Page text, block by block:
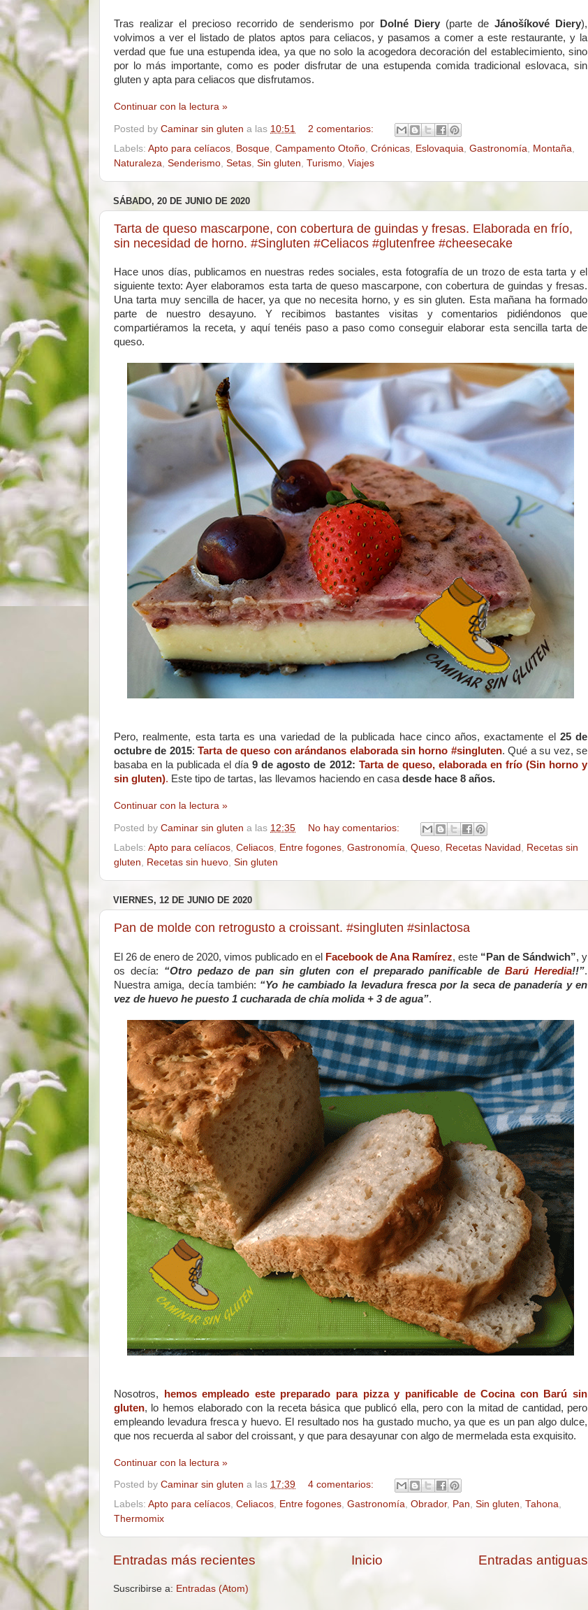
Tras realizar el precioso recorrido de senderismo por Dolné Diery(parte de Jánošíkové Diery),
volvimos a ver el listado de platos aptos para celiacos, y pasamos a comer a este restaurante, y la
verdad que fue una estupenda idea, ya que no solo la acogedora decoración del establecimiento, sino
por lo más importante, como es poder disfrutar de una estupenda comida tradicional eslovaca, sin
gluten y apta para celiacos que disfrutamos.
Continuar con la lectura »
Posted by Caminar sin gluten a las 10:51
2 comentarios:
Labels: Apto para celíacos Bosque Campamento Otoño Crónicas Eslovaquia Gastronomía Montaña
Naturaleza Senderismo Setas Sin gluten Turismo Viajes
SÁBADO, 20 DE JUNIO DE 2020
Tarta de queso mascarpone, con cobertura de guindas y fresas. Elaborada en frío,
sin necesidad de horno. #Singluten #Celiacos #glutenfree #cheesecake
Hace unos días, publicamos en nuestras redes sociales, esta fotografía de un trozo de esta tarta y el
siguiente texto: Ayer elaboramos esta tarta de queso mascarpone, con cobertura de guindas y fresas.
Una tarta muy sencilla de hacer, ya que no necesita horno, y es sin gluten. Esta mañana ha formado
parte de nuestro desayuno. Y recibimos bastantes visitas y comentarios pidiéndonos que
compartiéramos la receta, y aquí tenéis paso a paso como conseguir elaborar esta sencilla tarta de
queso.
Pero, realmente, esta tarta es una variedad de la publicada hace cinco años, exactamente el 25 de
octubre de 2015:Tarta de queso con arándanos elaborada sin horno #singluten. Qué a su vez, se
basaba en la publicada el día9 de agosto de 2012: Tarta de queso, elaborada en frío (Sin horno y
sin gluten). Este tipo de tartas, las llevamos haciendo en casadesde hace 8 años.
Continuar con la lectura »
Posted by Caminar sin gluten a las 12:35
No hay comentarios:
Labels: Apto para celíacos Celiacos Entre fogones Gastronomía Queso Recetas Navidad
Recetas sin
gluten
Recetas sin huevo Sin gluten
VIERNES, 12 DE JUNIO DE 2020
Pan de molde con retrogusto a croissant. #singluten #sinlactosa
El 26 de enero de 2020, vimos publicado en el Facebook de Ana Ramírez, este “Pan de Sándwich”, y
os decía: “Otro pedazo de pan sin gluten con el preparado panificable deBarú Heredia!!”.
Nuestra amiga, decía también: “Yo he cambiado la levadura fresca por la seca de panadería y en
vez de huevo he puesto 1 cucharada de chía molida + 3 de agua”.
Nosotros, hemos empleado este preparado para pizza y panificable de Cocina con Barú sin
gluten, lo hemos elaborado con la receta básica que publicó ella, pero con la mitad de cantidad, pero
empleando levadura fresca y huevo. El resultado nos ha gustado mucho, ya que es un pan algo dulce,
que nos recuerda al sabor del croissant, y que para desayunar con algo de mermelada esta exquisito.
Continuar con la lectura »
Posted by Caminar sin gluten a las 17:39
4 comentarios:
Labels: Apto para celíacos, Celiacos, Entre fogones, Gastronomía, Obrador, Pan, Sin gluten, Tahona,
Thermomix
Entradas más recientes Entradas antiguas
Inicio
Suscribirse a: Entradas (Atom)